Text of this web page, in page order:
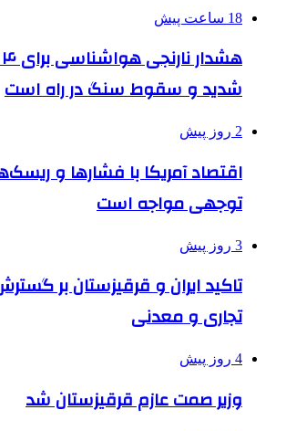
18 ساعت پیش
شدید و سقوط سنگ در راه است
2 روز پیش
اقتصاد آمریکا با فشارها و
توجهی مواجه است
3 روز پیش
تاکید ایران و قرقیزستان بر
تجاری و معدنی
4 روز پیش
وزیر صمت عازم قرقیزستان شد